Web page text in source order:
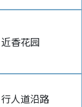
近香花园
行人道沿路